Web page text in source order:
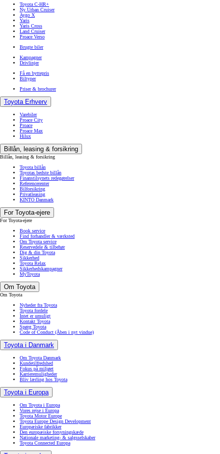
Toyota C-HR+
Ny Urban Cruiser
Aygo X
Yaris
Yaris Cross
Land Cruiser
Proace Verso
Brugte biler
Kampagner
Drivlinjer
Få en byttepris
Biltyper
Priser & brochurer
Toyota Erhverv
Varebiler
Proace City
Proace
Proace Max
Hilux
Billån, leasing & forsikring
Billån, leasing & forsikring
Toyota billån
Toyotas bedste billån
Finanstilsynets redegørelser
Referencerenter
Bilforsikring
Privatleasing
KINTO Danmark
For Toyota-ejere
For Toyota-ejere
Book service
Find forhandler & værksted
Om Toyota service
Reservedele & tilbehør
Dig & din Toyota
Sikkerhed
Toyota Relax
Sikkerhedskampagner
MyToyota
Om Toyota
Om Toyota
Nyheder fra Toyota
Toyota fordele
Intet er umuligt
Kontakt Toyota
Spørg Toyota
Code of Conduct (Åben i nyt vindue)
Toyota i Danmark
Om Toyota Danmark
Kundetilfredshed
Fokus på miljøet
Karrieremuligheder
Bliv lærling hos Toyota
Toyota i Europa
Om Toyota i Europa
Vores rejse i Europa
Toyota Motor Europe
Toyota Europe Design Development
Europæiske fabrikker
Den europæiske forsyningskæde
Nationale marketing- & salgsselskaber
Toyota Connected Europa